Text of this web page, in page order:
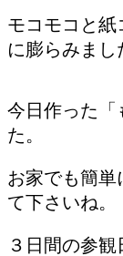
モコモコと紙
に膨らみまし
今日作った「
た。
お家でも簡
て下さいね。
３日間の参観